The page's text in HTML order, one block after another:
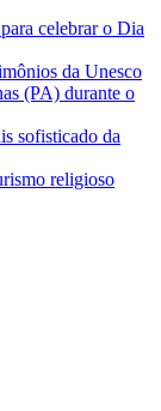
celebrar o Dia
da Unesco
(PA) durante o
sofisticado da
religioso